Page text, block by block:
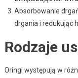
Absorbowanie
drgania i redukując
Rodzaje
Oringi występują w